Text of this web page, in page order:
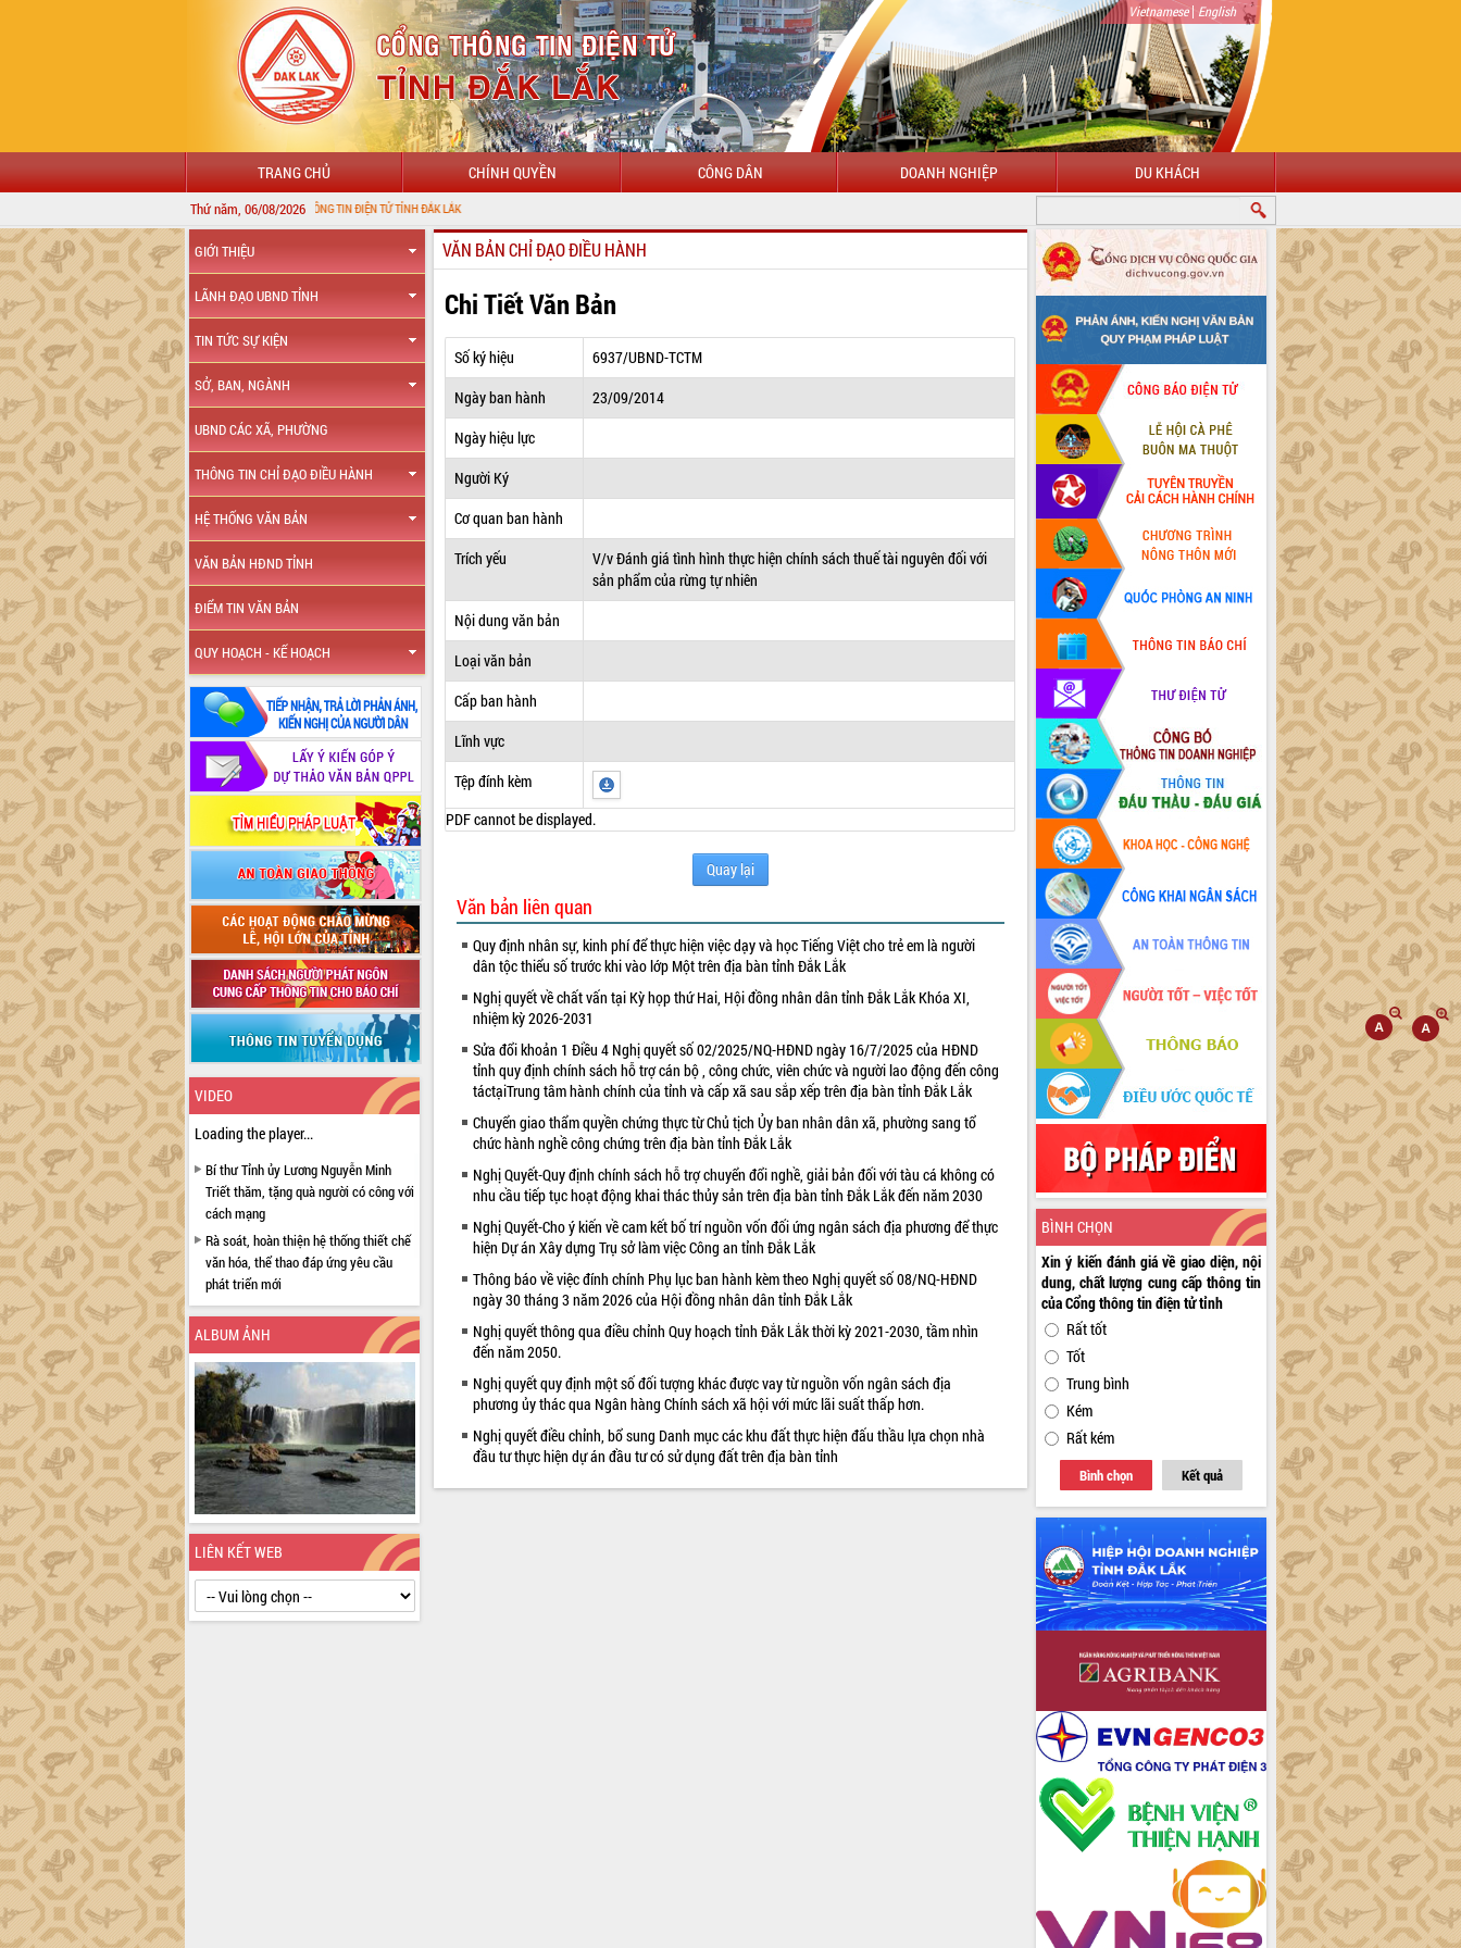
Vietnamese| English
TRANG CHỦ CHÍNH QUYỀN CÔNG DÂN DOANH NGHIỆP DU KHÁCH
Thứ năm, 06/08/2026
CHÀO MỪNG ĐẾN VỚI CỔNG THÔNG TIN ĐIỆN TỬ TỈNH ĐẮK LẮK
GIỚI THIỆU
LÃNH ĐẠO UBND TỈNH
TIN TỨC SỰ KIỆN
SỞ, BAN, NGÀNH
UBND CÁC XÃ, PHƯỜNG
THÔNG TIN CHỈ ĐẠO ĐIỀU HÀNH
HỆ THỐNG VĂN BẢN
VĂN BẢN HĐND TỈNH
ĐIỂM TIN VĂN BẢN
QUY HOẠCH - KẾ HOẠCH
VIDEO
Loading the player...
Bí thư Tỉnh ủy Lương Nguyễn Minh
Triết thăm, tặng quà người có công với
cách mạng
Rà soát, hoàn thiện hệ thống thiết chế
văn hóa, thể thao đáp ứng yêu cầu
phát triển mới
Thường trực HĐND tỉnh Đắk Lắk gặp
mặt Đoàn chuyên gia y tế TP. Hồ Chí
Minh
Lễ truy điệu và an táng hài cốt liệt sĩ
tại Nghĩa trang Liệt sĩ xã Sơn Hòa
Bàn giải pháp tháo gỡ khó khăn trong
xuất khẩu sầu riêng và triển khai quy
định EUDR
Thứ trưởng Bộ Nông nghiệp và Môi
trường Nguyễn Hoàng Hiệp khảo sát
vùng trồng và doanh nghiệp đóng gói
sầu riêng tại Đắk Lắk
Trình diễn nghệ thuật chế biến các
món ăn từ sầu riêng
ALBUM ẢNH
LIÊN KẾT WEB
VĂN BẢN CHỈ ĐẠO ĐIỀU HÀNH
Chi Tiết Văn Bản
Số ký hiệu
6937/UBND-TCTM
Ngày ban hành
23/09/2014
Ngày hiệu lực
Người Ký
Cơ quan ban hành
Trích yếu
V/v Đánh giá tình hình thực hiện chính sách thuế tài nguyên đối với
sản phẩm của rừng tự nhiên
Nội dung văn bản
Loại văn bản
Cấp ban hành
Lĩnh vực
Tệp đính kèm
PDF cannot be displayed.
Quay lại
Văn bản liên quan
Quy định nhân sự, kinh phí để thực hiện việc dạy và học Tiếng Việt cho trẻ em là người
dân tộc thiểu số trước khi vào lớp Một trên địa bàn tỉnh Đắk Lắk
Nghị quyết về chất vấn tại Kỳ họp thứ Hai, Hội đồng nhân dân tỉnh Đắk Lắk Khóa XI,
nhiệm kỳ 2026-2031
Sửa đổi khoản 1 Điều 4 Nghị quyết số 02/2025/NQ-HĐND ngày 16/7/2025 của HĐND
tỉnh quy định chính sách hỗ trợ cán bộ , công chức, viên chức và người lao động đến công
táctạiTrung tâm hành chính của tỉnh và cấp xã sau sắp xếp trên địa bàn tỉnh Đắk Lắk
Chuyển giao thẩm quyền chứng thực từ Chủ tịch Ủy ban nhân dân xã, phường sang tổ
chức hành nghề công chứng trên địa bàn tỉnh Đắk Lắk
Nghị Quyết-Quy định chính sách hỗ trợ chuyển đổi nghề, giải bản đối với tàu cá không có
nhu cầu tiếp tục hoạt động khai thác thủy sản trên địa bàn tỉnh Đắk Lắk đến năm 2030
Nghị Quyết-Cho ý kiến về cam kết bố trí nguồn vốn đối ứng ngân sách địa phương để thực
hiện Dự án Xây dựng Trụ sở làm việc Công an tỉnh Đắk Lắk
Thông báo về việc đính chính Phụ lục ban hành kèm theo Nghị quyết số 08/NQ-HĐND
ngày 30 tháng 3 năm 2026 của Hội đồng nhân dân tỉnh Đắk Lắk
Nghị quyết thông qua điều chỉnh Quy hoạch tỉnh Đắk Lắk thời kỳ 2021-2030, tầm nhìn
đến năm 2050.
Nghị quyết quy định một số đối tượng khác được vay từ nguồn vốn ngân sách địa
phương ủy thác qua Ngân hàng Chính sách xã hội với mức lãi suất thấp hơn.
Nghị quyết điều chỉnh, bổ sung Danh mục các khu đất thực hiện đấu thầu lựa chọn nhà
đầu tư thực hiện dự án đầu tư có sử dụng đất trên địa bàn tỉnh
BÌNH CHỌN
Xin ý kiến đánh giá về giao diện, nội
dung, chất lượng cung cấp thông tin
của Cổng thông tin điện tử tỉnh
Rất tốt
Tốt
Trung bình
Kém
Rất kém
Bình chọn Kết quả